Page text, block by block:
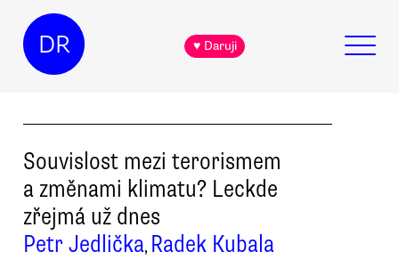
DR ♥ Daruji
Souvislost mezi terorismem
a změnami klimatu? Leckde
zřejmá už dnes
Petr Jedlička, Radek Kubala